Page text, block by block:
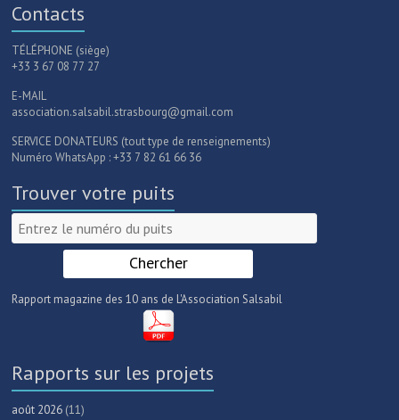
Contacts
TÉLÉPHONE (siège)
+33 3 67 08 77 27
E-MAIL
association.salsabil.strasbourg@gmail.com
SERVICE DONATEURS (tout type de renseignements)
Numéro WhatsApp : +33 7 82 61 66 36
Trouver votre puits
Rapport magazine des 10 ans de L'Association Salsabil
Rapports sur les projets
août 2026 (11)